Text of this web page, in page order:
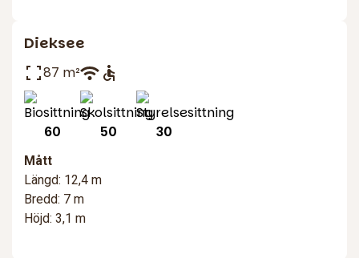
Dieksee
87 m²
60 50 30
Mått
Längd: 12,4 m
Bredd: 7 m
Höjd: 3,1 m